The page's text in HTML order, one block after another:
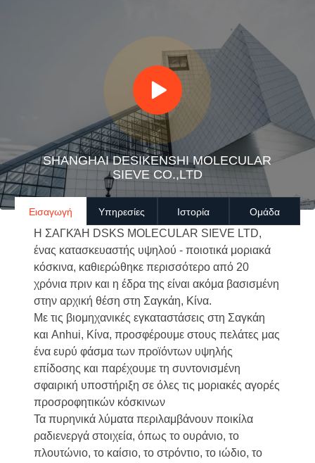
SHANGHAI DESIKENSHI MOLECULAR
SIEVE CO.,LTD
Εισαγωγή Υπηρεσίες Ιστορία Ομάδα
Η ΣΑΓΚΆΗ DSKS MOLECULAR SIEVE LTD,
ένας κατασκευαστής υψηλού - ποιοτικά μοριακά
κόσκινα, καθιερώθηκε περισσότερο από 20
χρόνια πριν και η έδρα της είναι ακόμα βασισμένη
στην αρχική θέση στη Σαγκάη, Κίνα.
Με τις βιομηχανικές εγκαταστάσεις στη Σαγκάη
και Anhui, Κίνα, προσφέρουμε στους πελάτες μας
ένα ευρύ φάσμα των προϊόντων υψηλής
επίδοσης και παρέχουμε τη συντονισμένη
σφαιρική υποστήριξη σε όλες τις μοριακές αγορές
προσροφητικών κόσκινων
Τα πυρηνικά λύματα περιλαμβάνουν ποικίλα
ραδιενεργά στοιχεία, όπως το ουράνιο, το
πλουτώνιο, το καίσιο, το στρόντιο, το ιώδιο, το